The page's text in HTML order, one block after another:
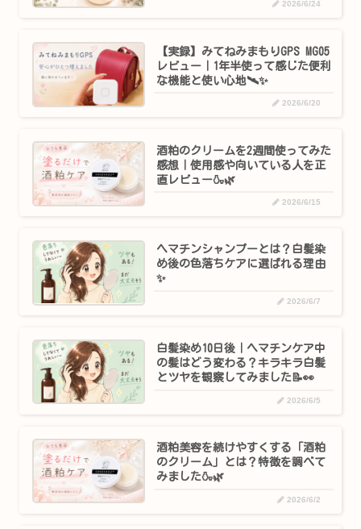
2026/6/24
【実録】みてねみまもりGPS MG05
レビュー｜1年半使って感じた便利
な機能と使い心地🛰️✨
2026/6/20
酒粕のクリームを2週間使ってみた
感想｜使用感や向いている人を正
直レビュー🍶🌿
2026/6/15
ヘマチンシャンプーとは？白髪染
め後の色落ちケアに選ばれる理由
✨
2026/6/7
白髪染め10日後｜ヘマチンケア中
の髪はどう変わる？キラキラ白髪
とツヤを観察してみました📝👀
2026/6/5
酒粕美容を続けやすくする「酒粕
のクリーム」とは？特徴を調べて
みました🍶🌿
2026/6/2